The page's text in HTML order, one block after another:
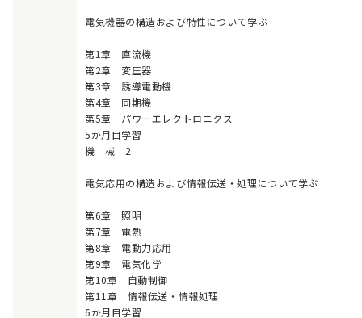
電気機器の構造および特性について学ぶ
第1章 直流機
第2章 変圧器
第3章 誘導電動機
第4章 同期機
第5章 パワーエレクトロニクス
5か月目学習
機 械 2
電気応用の構造および情報伝送・処理について学ぶ
第6章 照明
第7章 電熱
第8章 電動力応用
第9章 電気化学
第10章 自動制御
第11章 情報伝送・情報処理
6か月目学習